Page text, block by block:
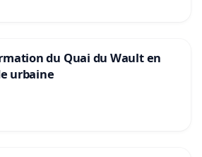
du Quai du Wault en
urbaine